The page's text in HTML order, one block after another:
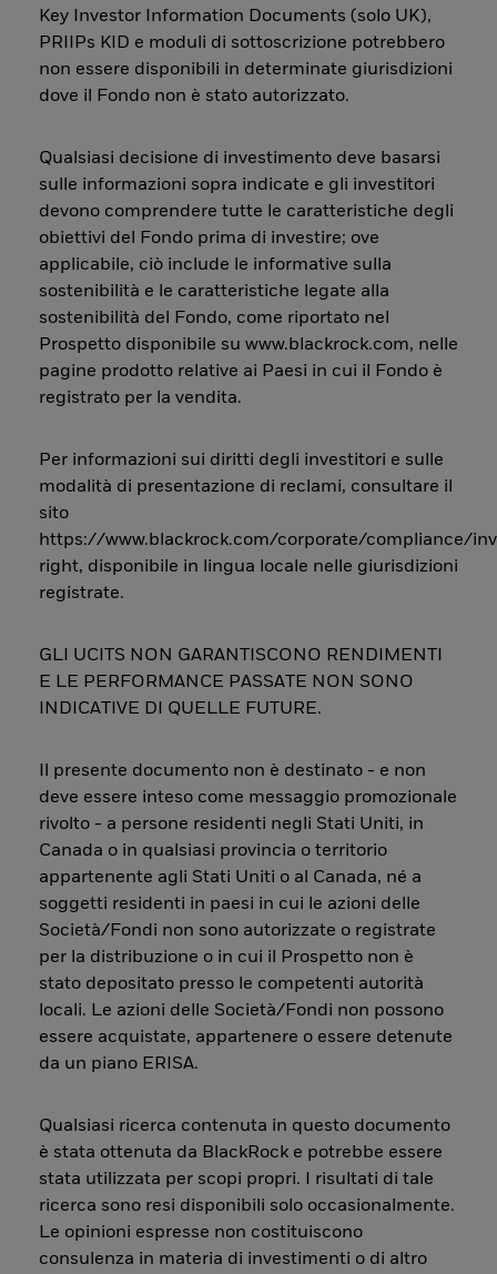
Key Investor Information Documents (solo UK),
PRIIPs KID e moduli di sottoscrizione potrebbero
non essere disponibili in determinate giurisdizioni
dove il Fondo non è stato autorizzato.
Qualsiasi decisione di investimento deve basarsi
sulle informazioni sopra indicate e gli investitori
devono comprendere tutte le caratteristiche degli
obiettivi del Fondo prima di investire; ove
applicabile, ciò include le informative sulla
sostenibilità e le caratteristiche legate alla
sostenibilità del Fondo, come riportato nel
Prospetto disponibile su www.blackrock.com, nelle
pagine prodotto relative ai Paesi in cui il Fondo è
registrato per la vendita.
Per informazioni sui diritti degli investitori e sulle
modalità di presentazione di reclami, consultare il
sito
https://www.blackrock.com/corporate/compliance/
right, disponibile in lingua locale nelle giurisdizioni
registrate.
GLI UCITS NON GARANTISCONO RENDIMENTI
E LE PERFORMANCE PASSATE NON SONO
INDICATIVE DI QUELLE FUTURE.
Il presente documento non è destinato - e non
deve essere inteso come messaggio promozionale
rivolto - a persone residenti negli Stati Uniti, in
Canada o in qualsiasi provincia o territorio
appartenente agli Stati Uniti o al Canada, né a
soggetti residenti in paesi in cui le azioni delle
Società/Fondi non sono autorizzate o registrate
per la distribuzione o in cui il Prospetto non è
stato depositato presso le competenti autorità
locali. Le azioni delle Società/Fondi non possono
essere acquistate, appartenere o essere detenute
da un piano ERISA.
Qualsiasi ricerca contenuta in questo documento
è stata ottenuta da BlackRock e potrebbe essere
stata utilizzata per scopi propri. I risultati di tale
ricerca sono resi disponibili solo occasionalmente.
Le opinioni espresse non costituiscono
consulenza in materia di investimenti o di altro